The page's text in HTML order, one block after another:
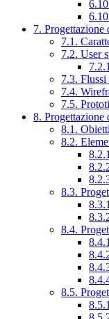
7. Progettazione
7.1.
7.2. User
7.3.
7.4.
7.5.
8. Progettazione
8.1.
8.2.
8.3.
8.4.
8.5.